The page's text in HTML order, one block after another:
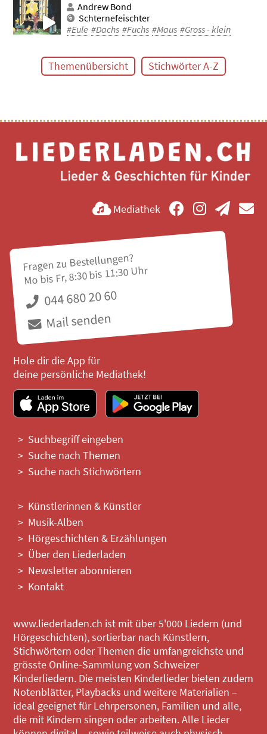
Andrew Bond
Schternefeischter
#Eule #Dachs #Fuchs #Maus #Gross - klein
Themenübersicht Stichwörter A-Z
Mediathek
Fragen zu Bestellungen?
Mo bis Fr, 8:30 bis 11:30 Uhr
044 680 20 60
Mail senden
Hole dir die App für
deine persönliche Mediathek!
Suchbegriff eingeben
Suche nach Themen
Suche nach Stichwörtern
Künstlerinnen & Künstler
Musik-Alben
Hörgeschichten & Erzählungen
Über den Liederladen
Newsletter abonnieren
Kontakt
www.liederladen.ch ist mit über 5'000 Liedern (und
Hörgeschichten), sortierbar nach Künstlern,
Stichwörtern oder Themen die umfangreichste und
grösste Online-Sammlung von Schweizer
Kinderliedern. Die meisten Kinderlieder bieten zudem
Notenblätter, Playbacks und weitere Materialien –
ideal geeignet für Lehrpersonen, Familien und alle,
die mit Kindern singen oder arbeiten. Alle Lieder